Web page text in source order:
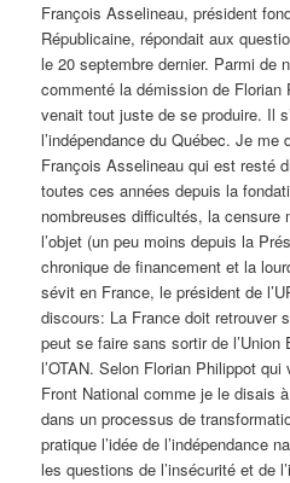
François Asselineau, président
Républicaine, répondait aux
le 20 septembre dernier. Parmi de
commenté la démission de Florian
venait tout juste de se produire. Il
l’indépendance du Québec. Je
François Asselineau qui est resté
toutes ces années depuis la
nombreuses difficultés, la censure
l’objet (un peu moins depuis la
chronique de financement et la
sévit en France, le président de
discours: La France doit retrouver
peut se faire sans sortir de l’Union
l’OTAN. Selon Florian Philippot
Front National comme je le disais
dans un processus de
pratique l’idée de l’indépendance
les questions de l’insécurité et de